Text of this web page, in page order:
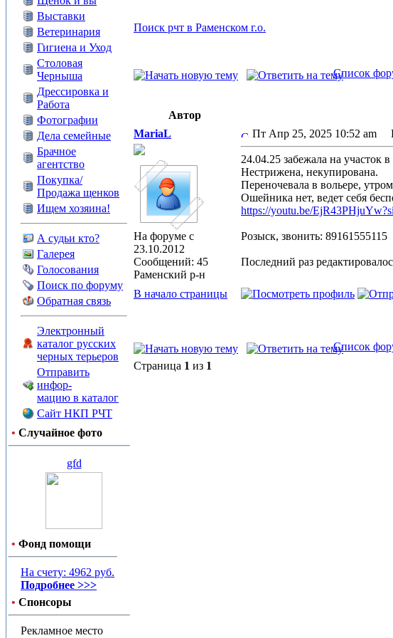
Выставки
Ветеринария
Гигиена и Уход
Столовая
Черныша
Дрессировка и
Работа
Фотографии
Дела семейные
Брачное
агентство
Покупка/
Продажа щенков
Ищем хозяина!
А судьи кто?
Галерея
Голосования
Поиск по форуму
Обратная связь
Электронный
каталог русских
черных терьеров
Отправить
инфор-
мацию в каталог
Сайт НКП РЧТ
• Случайное фото
gfd
• Фонд помощи
На счету: 4962 руб.
Подробнее >>>
• Спонсоры
Рекламное место
Поиск рчт в Раменском г.о.
Список
Автор
MariaL
На форуме с
23.10.2012
Сообщений: 45
Раменский р-н
Пт Апр 25, 2025 10:52 am
24.04.25 забежала на участок
Нестрижена, некупирована.
Переночевала в вольере,
Ошейника нет, ведет себя
https://youtu.be/
Розыск, звонить: 89161555115
Последний раз
В начало страницы
Список
Страница 1 из 1